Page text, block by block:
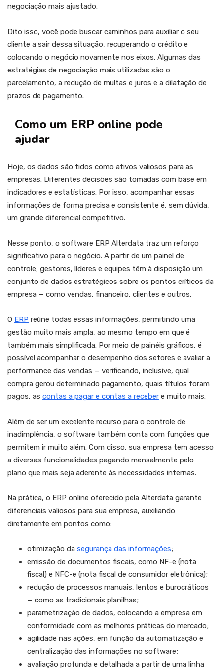
negociação mais ajustado.
Dito isso, você pode buscar caminhos para auxiliar o seu
cliente a sair dessa situação, recuperando o crédito e
colocando o negócio novamente nos eixos. Algumas das
estratégias de negociação mais utilizadas são o
parcelamento, a redução de multas e juros e a dilatação de
prazos de pagamento.
Como um ERP online pode
ajudar
Hoje, os dados são tidos como ativos valiosos para as
empresas. Diferentes decisões são tomadas com base em
indicadores e estatísticas. Por isso, acompanhar essas
informações de forma precisa e consistente é, sem dúvida,
um grande diferencial competitivo.
Nesse ponto, o software ERP Alterdata traz um reforço
significativo para o negócio. A partir de um painel de
controle, gestores, líderes e equipes têm à disposição um
conjunto de dados estratégicos sobre os pontos críticos da
empresa — como vendas, financeiro, clientes e outros.
O ERP reúne todas essas informações, permitindo uma
gestão muito mais ampla, ao mesmo tempo em que é
também mais simplificada. Por meio de painéis gráficos, é
possível acompanhar o desempenho dos setores e avaliar a
performance das vendas — verificando, inclusive, qual
compra gerou determinado pagamento, quais títulos foram
pagos, as contas a pagar e contas a receber e muito mais.
Além de ser um excelente recurso para o controle de
inadimplência, o software também conta com funções que
permitem ir muito além. Com disso, sua empresa tem acesso
a diversas funcionalidades pagando mensalmente pelo
plano que mais seja aderente às necessidades internas.
Na prática, o ERP online oferecido pela Alterdata garante
diferenciais valiosos para sua empresa, auxiliando
diretamente em pontos como:
otimização da segurança das informações;
emissão de documentos fiscais, como NF-e (nota
fiscal) e NFC-e (nota fiscal de consumidor eletrônica);
redução de processos manuais, lentos e burocráticos
— como as tradicionais planilhas;
parametrização de dados, colocando a empresa em
conformidade com as melhores práticas do mercado;
agilidade nas ações, em função da automatização e
centralização das informações no software;
avaliação profunda e detalhada a partir de uma linha